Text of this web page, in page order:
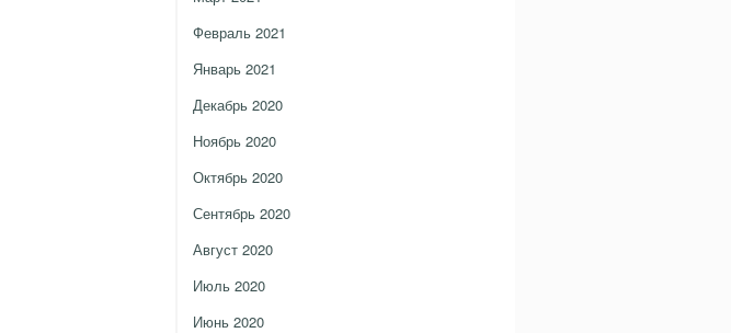
Февраль 2021
Январь 2021
Декабрь 2020
Ноябрь 2020
Октябрь 2020
Сентябрь 2020
Август 2020
Июль 2020
Июнь 2020